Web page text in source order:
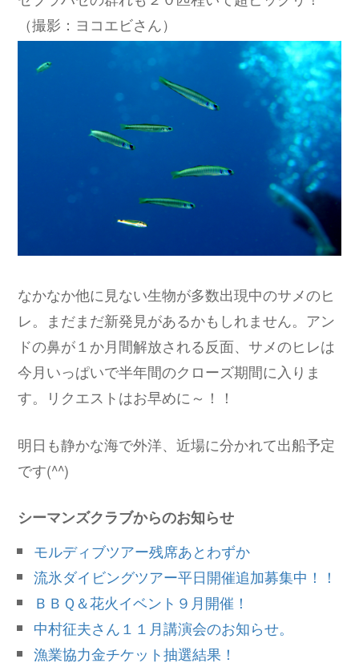
（撮影：ヨコエビさん）
なかなか他に見ない生物が多数出現中のサメのヒ
レ。まだまだ新発見があるかもしれません。アン
ドの鼻が１か月間解放される反面、サメのヒレは
今月いっぱいで半年間のクローズ期間に入りま
す。リクエストはお早めに～！！
明日も静かな海で外洋、近場に分かれて出船予定
です(^^)
シーマンズクラブからのお知らせ
モルディブツアー残席あとわずか
流氷ダイビングツアー平日開催追加募集中！！
ＢＢＱ＆花火イベント９月開催！
中村征夫さん１１月講演会のお知らせ。
漁業協力金チケット抽選結果！